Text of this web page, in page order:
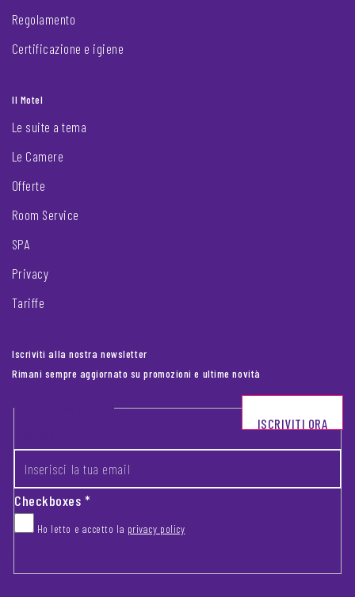
Regolamento
Certificazione e igiene
Il Motel
Le suite a tema
Le Camere
Offerte
Room Service
SPA
Privacy
Tariffe
Iscriviti alla nostra newsletter
Rimani sempre aggiornato su promozioni e ultime novità
Footer newsletter
Checkboxes*
Ho letto e accetto la privacy policy
ISCRIVITI ORA